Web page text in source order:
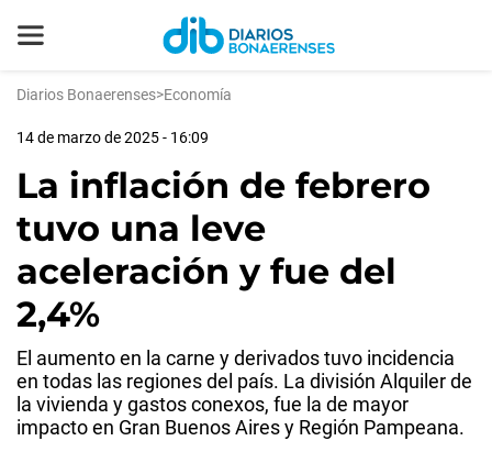
Diarios Bonaerenses>Economía
14 de marzo de 2025 - 16:09
La inflación de febrero
tuvo una leve
aceleración y fue del
2,4%
El aumento en la carne y derivados tuvo incidencia
en todas las regiones del país. La división Alquiler de
la vivienda y gastos conexos, fue la de mayor
impacto en Gran Buenos Aires y Región Pampeana.